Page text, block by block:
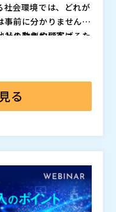
社会環境では、どれが
事前に分かりません。
ドルを劇的に下げるた
行い成長分野に移行
の動きや顧客ニー
リサーチが不可欠で
的にリサーチを行う
、新たなツールも多
、その中の一つであ
た内容を出典つきで
ーポイントでの出力や
法人向けにカスタマイ
量的な調査を行う場合
集する機能を持ってお
ます。InFolioを活用
所（） マジセミ株式
演企業は将来的に追
る